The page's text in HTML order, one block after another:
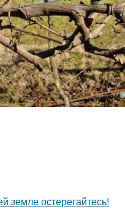
земле остерегайтесь!